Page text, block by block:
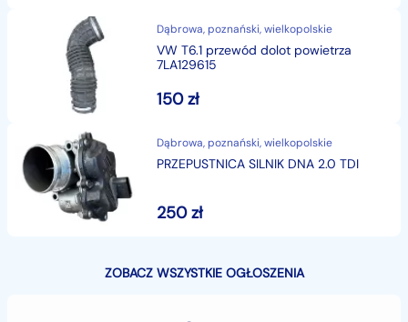
Dąbrowa, poznański, wielkopolskie
VW T6.1 przewód dolot powietrza
7LA129615
150zł
Dąbrowa, poznański, wielkopolskie
PRZEPUSTNICA SILNIK DNA 2.0 TDI
250zł
ZOBACZ WSZYSTKIE OGŁOSZENIA